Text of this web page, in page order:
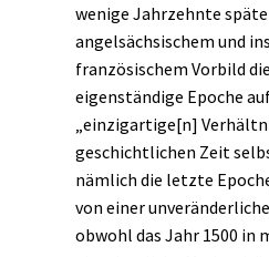
wenige Jahrzehnte
angelsächsischem und
französischem Vorbild
eigenständige Epoche
„einzigartige[n]
geschichtlichen Zeit
nämlich die letzte
von einer
obwohl das Jahr 1500 in